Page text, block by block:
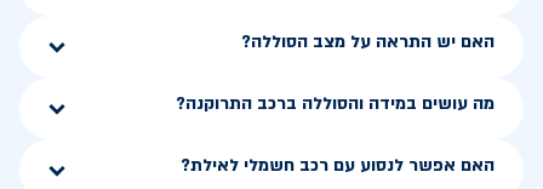
האם יש התראה על מצב הסוללה?
מה עושים במידה והסוללה ברכב התרוקנה?
האם אפשר לנסוע עם רכב חשמלי לאילת?